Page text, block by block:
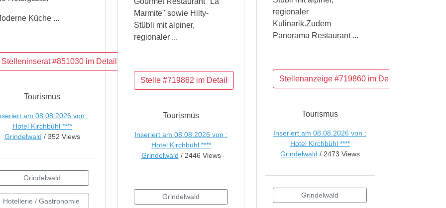
Küche ...
Tourismus
am 08.08.2026 von :
Hotel Kirchbühl ****
Grindelwald / 352 Views
Marmite" sowie Hilty-
Stübli mit alpiner,
regionaler ...
Tourismus
Inseriert am 08.08.2026 von :
Hotel Kirchbühl ****
Grindelwald / 2446 Views
regionaler
Kulinarik.Zudem
Panorama Restaurant ...
Tourismus
Inseriert am 08.08.2026 von :
Hotel Kirchbühl ****
Grindelwald / 2473 Views